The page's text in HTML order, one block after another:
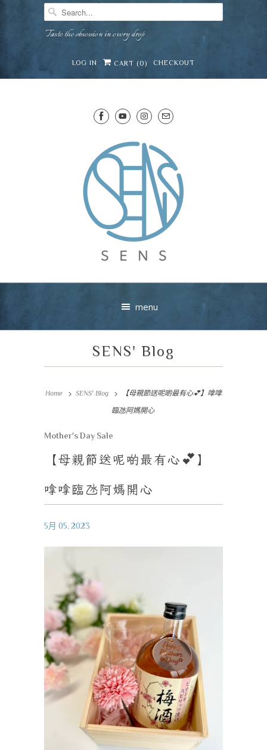
Taste the obsession in every drop
LOG IN CART (0) CHECKOUT
menu
SENS' Blog
Home SENS' Blog 【母親節送呢啲最有心💕】嗱嗱
臨氹阿媽開心
Mother's Day Sale
【母親節送呢啲最有心 💕 】
嗱嗱臨氹阿媽開心
5月 05, 2023
Mirai · Wine Advisor
Hi — I'm Mirai, your SENS wine advisor. Tell me
what you're eating, celebrating, or in the mood
for, and I'll help you find something lovely from
our cellar.